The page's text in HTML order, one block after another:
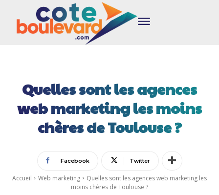
Quelles sont les agences
web marketing les moins
chères de Toulouse ?
Facebook Twitter
Accueil Web marketing
Quelles sont les agences web marketing les
moins chères de Toulouse ?